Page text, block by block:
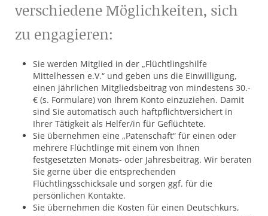
verschiedene Möglichkeiten, sich
zu engagieren:
Sie werden Mitglied in der „Flüchtlingshilfe
Mittelhessen e.V.“ und geben uns die Einwilligung,
einen jährlichen Mitgliedsbeitrag von mindestens 30.-
€ (s. Formulare) von Ihrem Konto einzuziehen. Damit
sind Sie automatisch auch haftpflichtversichert in
Ihrer Tätigkeit als Helfer/in für Geflüchtete.
Sie übernehmen eine „Patenschaft“ für einen oder
mehrere Flüchtlinge mit einem von Ihnen
festgesetzten Monats- oder Jahresbeitrag. Wir beraten
Sie gerne über die entsprechenden
Flüchtlingsschicksale und sorgen ggf. für die
persönlichen Kontakte.
Sie übernehmen die Kosten für einen Deutschkurs,